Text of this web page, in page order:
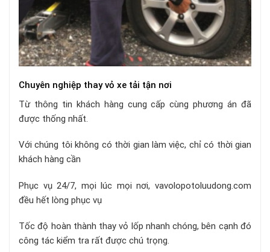
Chuyên nghiệp thay vỏ xe tải tận nơi
Từ thông tin khách hàng cung cấp cùng phương án đã
được thống nhất.
Với chúng tôi không có thời gian làm việc, chỉ có thời gian
khách hàng cần
Phục vụ 24/7, mọi lúc mọi nơi, vavolopotoluudong.com
đều hết lòng phục vụ
Tốc độ hoàn thành thay vỏ lốp nhanh chóng, bên cạnh đó
công tác kiểm tra rất được chú trọng.